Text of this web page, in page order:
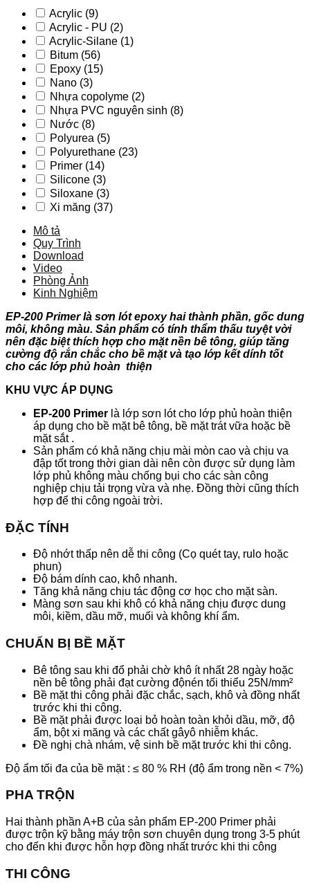
Acrylic (9)
Acrylic - PU (2)
Acrylic-Silane (1)
Bitum (56)
Epoxy (15)
Nano (3)
Nhựa copolyme (2)
Nhựa PVC nguyên sinh (8)
Nước (8)
Polyurea (5)
Polyurethane (23)
Primer (14)
Silicone (3)
Siloxane (3)
Xi măng (37)
Mô tả
Quy Trình
Download
Video
Phòng Ảnh
Kinh Nghiệm
EP-200 Primer là sơn lót epoxy hai thành phần, gốc dung
môi, không màu. Sản phẩm có tính thẩm thấu tuyệt vời
nên đặc biệt thích hợp cho mặt nền bê tông, giúp tăng
cường độ rắn chắc cho bề mặt và tạo lớp kết dính tốt
cho các lớp phủ hoàn thiện
KHU VỰC ÁP DỤNG
EP-200 Primer là lớp sơn lót cho lớp phủ hoàn thiện
áp dụng cho bề mặt bê tông, bề mặt trát vữa hoặc bề
mặt sắt .
Sản phẩm có khả năng chịu mài mòn cao và chịu va
đập tốt trong thời gian dài nên còn được sử dụng làm
lớp phủ không màu chống bụi cho các sàn công
nghiệp chịu tải trọng vừa và nhẹ. Đồng thời cũng thích
hợp để thi công ngoài trời.
ĐẶC TÍNH
Độ nhớt thấp nên dễ thi công (Cọ quét tay, rulo hoặc
phun)
Độ bám dính cao, khô nhanh.
Tăng khả năng chịu tác động cơ học cho mặt sàn.
Màng sơn sau khi khô có khả năng chịu được dung
môi, kiềm, dầu mỡ, muối và không khí ẩm.
CHUẨN BỊ BỀ MẶT
Bê tông sau khi đổ phải chờ khô ít nhất 28 ngày hoặc
nền bê tông phải đạt cường độnén tối thiểu 25N/mm²
Bề mặt thi công phải đặc chắc, sạch, khô và đồng nhất
trước khi thi công.
Bề mặt phải được loại bỏ hoàn toàn khỏi dầu, mỡ, độ
ẩm, bột xi măng và các chất gâyô nhiễm khác.
Đề nghị chà nhám, vệ sinh bề mặt trước khi thi công.
Độ ẩm tối đa của bề mặt : ≤ 80 % RH (độ ẩm trong nền < 7%)
PHA TRỘN
Hai thành phần A+B của sản phẩm EP-200 Primer phải
được trộn kỹ bằng máy trộn sơn chuyên dụng trong 3-5 phút
cho đến khi được hỗn hợp đồng nhất trước khi thi công
THI CÔNG